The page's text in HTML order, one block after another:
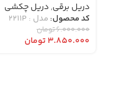
دریل برقی,دریل چکشی
کد محصول: مدل : 2211P
۶.۰۰۰.۰۰۰تومان
۳.۸۵۰.۰۰۰تومان